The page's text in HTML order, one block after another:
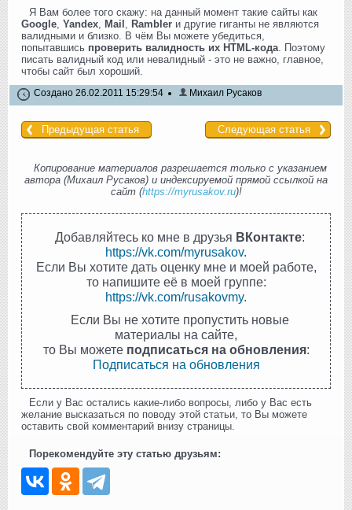
Я Вам более того скажу: на данный момент такие сайты как
Google, Yandex, Mail , Rambler и другие гиганты не являются
валидными и близко. В чём Вы можете убедиться,
попытавшись проверить валидность их HTML-кода. Поэтому
писать валидный код или невалидный - это не важно, главное,
чтобы сайт был хороший.
Создано 26.02.2011 15:29:54 Михаил Русаков
Предыдущая статья Следующая статья
Копирование материалов разрешается только с указанием
автора (Михаил Русаков) и индексируемой прямой ссылкой на
сайт (https://myrusakov.ru)!
Добавляйтесь ко мне в друзья ВКонтакте:
https://vk.com/myrusakov.
Если Вы хотите дать оценку мне и моей работе,
то напишите её в моей группе:
https://vk.com/rusakovmy.
Если Вы не хотите пропустить новые
материалы на сайте,
то Вы можете подписаться на обновления:
Подписаться на обновления
Если у Вас остались какие-либо вопросы, либо у Вас есть
желание высказаться по поводу этой статьи, то Вы можете
оставить свой комментарий внизу страницы.
Порекомендуйте эту статью друзьям: